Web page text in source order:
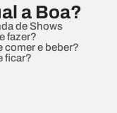
a Boa?
de Shows
fazer?
comer e beber?
ficar?